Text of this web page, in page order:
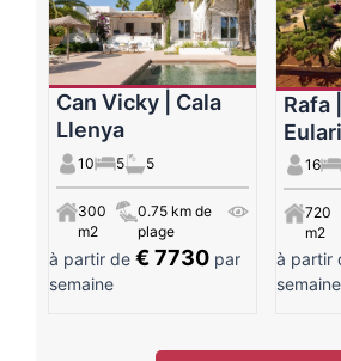
Can Vicky | Cala
Llenya
10 5 5
300
m2
0.75 km de
plage
à partir de € 7730 par
semaine
Rafa
16
720
m2
à partir
semaine